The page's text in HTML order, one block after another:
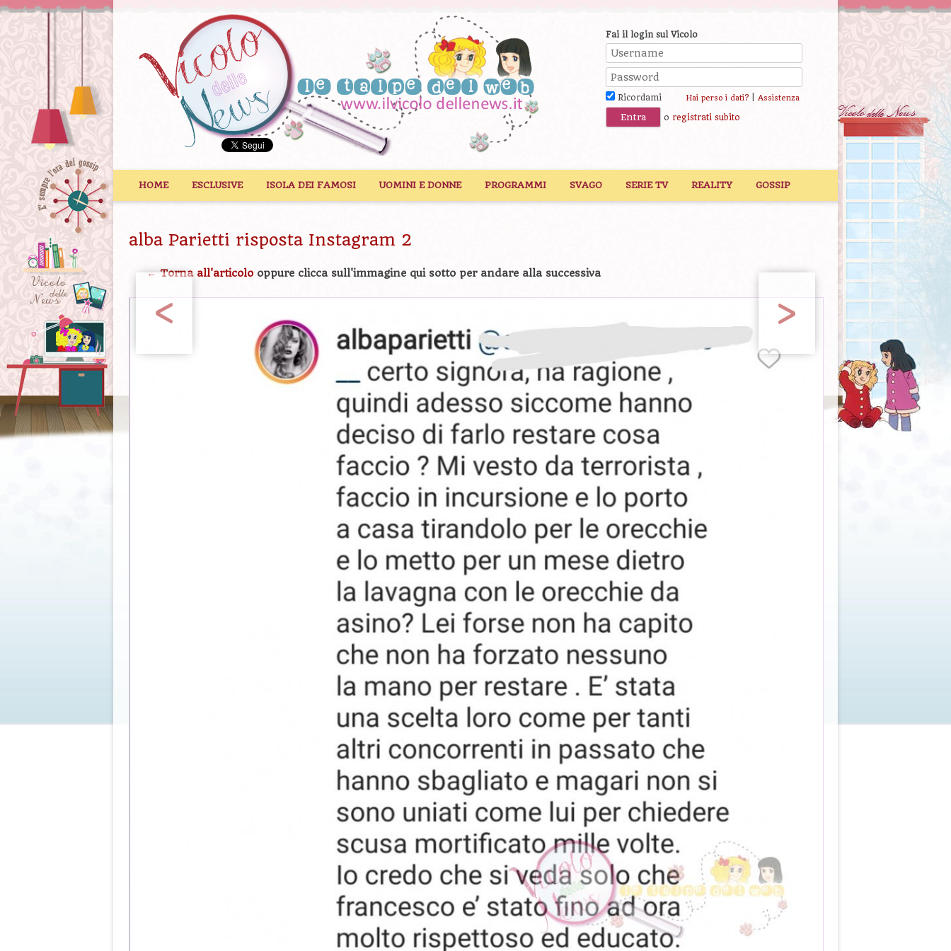
Fai il login sul Vicolo
Ricordami Hai perso i dati?| Assistenza
o registrati subito
HOME ESCLUSIVE ISOLA DEI FAMOSI UOMINI E DONNE PROGRAMMI SVAGO SERIE TV REALITY GOSSIP
alba Parietti risposta Instagram 2
← Torna all'articolo oppure clicca sull'immagine qui sotto per andare alla successiva
< >